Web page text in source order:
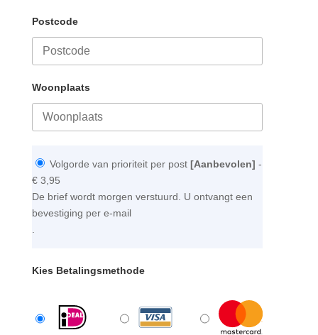
Postcode
Woonplaats
Volgorde van prioriteit per post [Aanbevolen] -
€ 3,95
De brief wordt morgen verstuurd. U ontvangt een
bevestiging per e-mail
.
Kies Betalingsmethode